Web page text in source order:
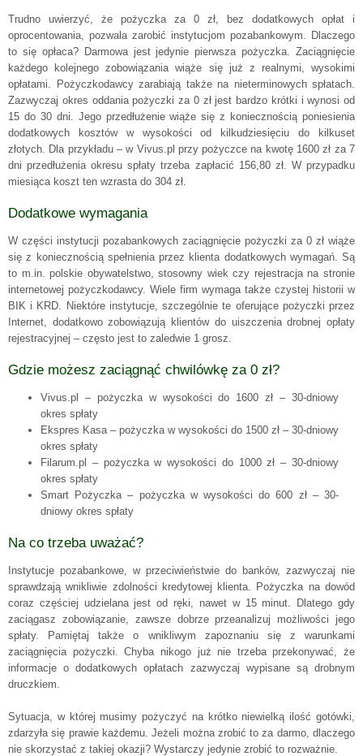
Trudno uwierzyć, że pożyczka za 0 zł, bez dodatkowych opłat i
oprocentowania, pozwala zarobić instytucjom pozabankowym. Dlaczego
to się opłaca? Darmowa jest jedynie pierwsza pożyczka. Zaciągnięcie
każdego kolejnego zobowiązania wiąże się już z realnymi, wysokimi
opłatami. Pożyczkodawcy zarabiają także na nieterminowych spłatach.
Zazwyczaj okres oddania pożyczki za 0 zł jest bardzo krótki i wynosi od
15 do 30 dni. Jego przedłużenie wiąże się z koniecznością poniesienia
dodatkowych kosztów w wysokości od kilkudziesięciu do kilkuset
złotych. Dla przykładu – w Vivus.pl przy pożyczce na kwotę 1600 zł za 7
dni przedłużenia okresu spłaty trzeba zapłacić 156,80 zł. W przypadku
miesiąca koszt ten wzrasta do 304 zł.
Dodatkowe wymagania
W części instytucji pozabankowych zaciągnięcie pożyczki za 0 zł wiąże
się z koniecznością spełnienia przez klienta dodatkowych wymagań. Są
to m.in. polskie obywatelstwo, stosowny wiek czy rejestracja na stronie
internetowej pożyczkodawcy. Wiele firm wymaga także czystej historii w
BIK i KRD. Niektóre instytucje, szczególnie te oferujące pożyczki przez
Internet, dodatkowo zobowiązują klientów do uiszczenia drobnej opłaty
rejestracyjnej – często jest to zaledwie 1 grosz.
Gdzie możesz zaciągnąć chwilówkę za 0 zł?
Vivus.pl – pożyczka w wysokości do 1600 zł – 30-dniowy
okres spłaty
Ekspres Kasa – pożyczka w wysokości do 1500 zł – 30-dniowy
okres spłaty
Filarum.pl – pożyczka w wysokości do 1000 zł – 30-dniowy
okres spłaty
Smart Pożyczka – pożyczka w wysokości do 600 zł – 30-
dniowy okres spłaty
Na co trzeba uważać?
Instytucje pozabankowe, w przeciwieństwie do banków, zazwyczaj nie
sprawdzają wnikliwie zdolności kredytowej klienta. Pożyczka na dowód
coraz częściej udzielana jest od ręki, nawet w 15 minut. Dlatego gdy
zaciągasz zobowiązanie, zawsze dobrze przeanalizuj możliwości jego
spłaty. Pamiętaj także o wnikliwym zapoznaniu się z warunkami
zaciągnięcia pożyczki. Chyba nikogo już nie trzeba przekonywać, że
informacje o dodatkowych opłatach zazwyczaj wypisane są drobnym
druczkiem.
Sytuacja, w której musimy pożyczyć na krótko niewielką ilość gotówki,
zdarzyła się prawie każdemu. Jeżeli można zrobić to za darmo, dlaczego
nie skorzystać z takiej okazji? Wystarczy jedynie zrobić to rozważnie.